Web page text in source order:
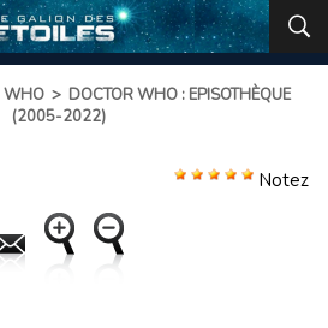
WHO > DOCTOR WHO : EPISOTHÈQUE
(2005-2022)
Notez